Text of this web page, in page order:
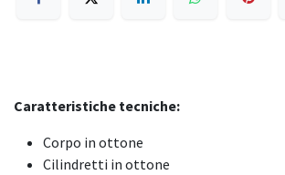
Caratteristiche tecniche:
Corpo in ottone
Cilindretti in ottone